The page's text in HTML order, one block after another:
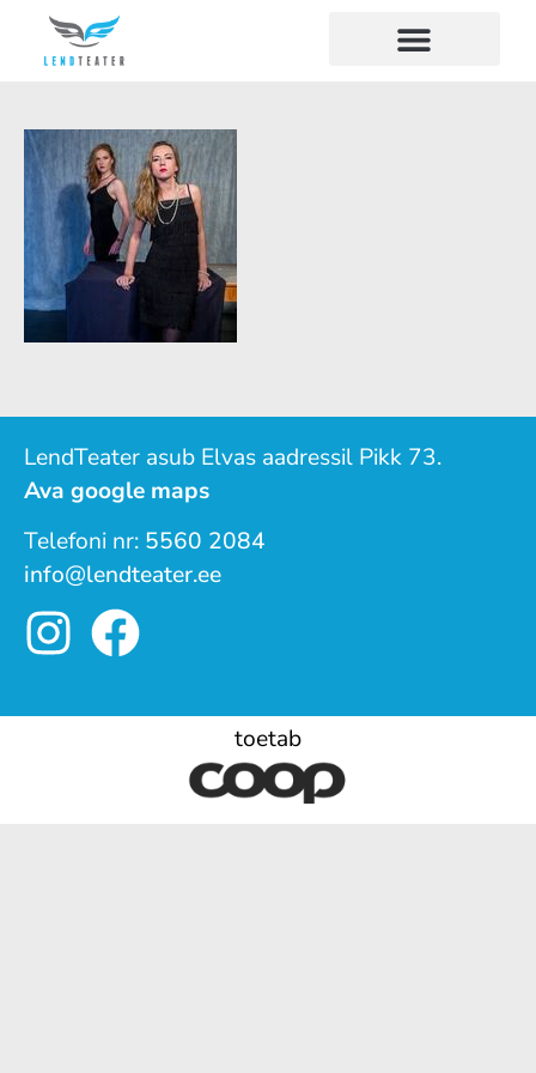
LendTeater asub Elvas aadressil Pikk 73.
Ava google maps
Telefoni nr: 5560 2084
info@lendteater.ee
toetab